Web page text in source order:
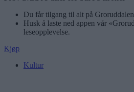
Du får tilgang til alt på
Husk å laste ned appen vår
leseopplevelse.
Kjøp
Kultur